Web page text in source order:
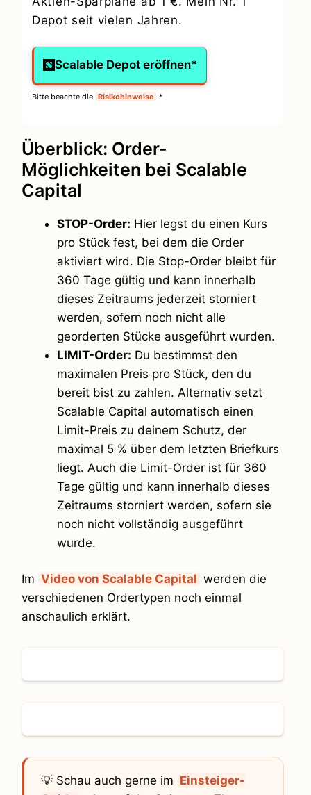
Depot seit vielen Jahren.
Scalable Depot eröffnen*
Bitte beachte die Risikohinweise .*
Überblick: Order-
Möglichkeiten bei Scalable
Capital
STOP-Order: Hier legst du einen Kurs
pro Stück fest, bei dem die Order
aktiviert wird. Die Stop-Order bleibt für
360 Tage gültig und kann innerhalb
dieses Zeitraums jederzeit storniert
werden, sofern noch nicht alle
georderten Stücke ausgeführt wurden.
LIMIT-Order: Du bestimmst den
maximalen Preis pro Stück, den du
bereit bist zu zahlen. Alternativ setzt
Scalable Capital automatisch einen
Limit-Preis zu deinem Schutz, der
maximal 5 % über dem letzten Briefkurs
liegt. Auch die Limit-Order ist für 360
Tage gültig und kann innerhalb dieses
Zeitraums storniert werden, sofern sie
noch nicht vollständig ausgeführt
wurde.
Im Video von Scalable Capital werden die
verschiedenen Ordertypen noch einmal
anschaulich erklärt.
💡 Schau auch gerne im Einsteiger-